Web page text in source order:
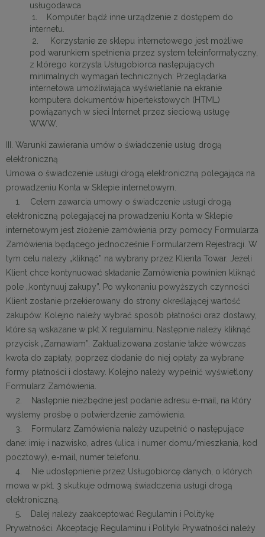
usługodawca
1. Komputer bądź inne urządzenie z dostępem do
internetu.
2. Korzystanie ze sklepu internetowego jest możliwe
pod warunkiem spełnienia przez system teleinformatyczny,
z którego korzysta Usługobiorca następujących
minimalnych wymagań technicznych: Przeglądarka
internetowa umożliwiająca wyświetlanie na ekranie
komputera dokumentów hipertekstowych (HTML)
powiązanych w sieci Internet przez sieciową usługę
WWW.
III. Warunki zawierania umów o świadczenie usług drogą
elektroniczną
Umowa o świadczenie usługi drogą elektroniczną polegająca na
prowadzeniu Konta w Sklepie internetowym.
1. Celem zawarcia umowy o świadczenie usługi drogą
elektroniczną polegającej na prowadzeniu Konta w Sklepie
internetowym jest złożenie zamówienia przy pomocy Formularza
Zamówienia będącego jednocześnie Formularzem Rejestracji. W
tym celu należy „kliknąć” na wybrany przez Klienta Towar. Jeżeli
Klient chce kontynuować składanie Zamówienia powinien kliknąć
pole „kontynuuj zakupy”. Po wykonaniu powyższych czynności
Klient zostanie przekierowany do strony określającej wartość
zakupów. Kolejno należy wybrać sposób płatności oraz dostawy,
które są wskazane w pkt X regulaminu. Następnie należy kliknąć
przycisk „Zamawiam”. Zaktualizowana zostanie także wówczas
kwota do zapłaty, poprzez dodanie do niej opłaty za wybrane
formy płatności i dostawy. Kolejno należy wypełnić wyświetlony
Formularz Zamówienia.
2. Następnie niezbędne jest podanie adresu e-mail, na który
wyślemy prośbę o potwierdzenie zamówienia.
3. Formularz Zamówienia należy uzupełnić o następujące
dane: imię i nazwisko, adres (ulica i numer domu/mieszkania, kod
pocztowy), e-mail, numer telefonu.
4. Nie udostępnienie przez Usługobiorcę danych, o których
mowa w pkt. 3 skutkuje odmową świadczenia usługi drogą
elektroniczną.
5. Dalej należy zaakceptować Regulamin i Politykę
Prywatności. Akceptację Regulaminu i Polityki Prywatności należy